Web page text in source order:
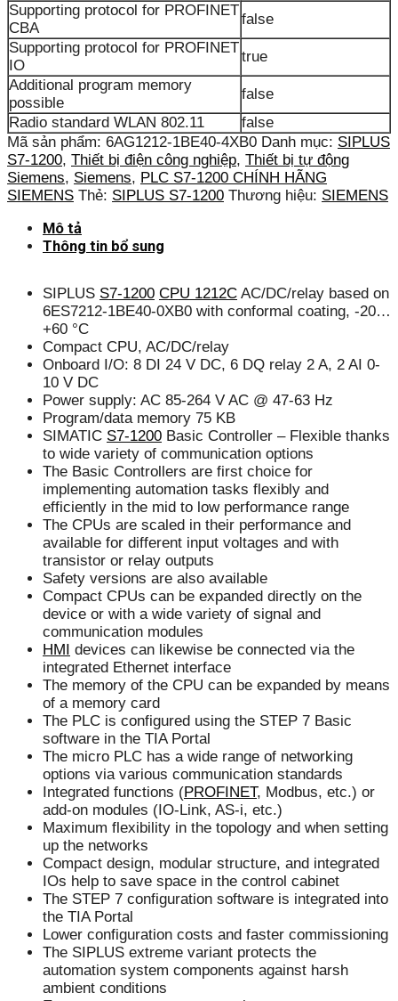
Supporting protocol for PROFINET
CBA
false
Supporting protocol for PROFINET
IO
true
Additional program memory
possible
false
Radio standard WLAN 802.11
false
Mã sản phẩm: 6AG1212-1BE40-4XB0 Danh mục: SIPLUS
S7-1200, Thiết bị điện công nghiệp, Thiết bị tự động
Siemens, Siemens, PLC S7-1200 CHÍNH HÃNG
SIEMENS Thẻ: SIPLUS S7-1200 Thương hiệu: SIEMENS
Mô tả
Thông tin bổ sung
SIPLUS S7-1200 CPU 1212C AC/DC/relay based on
6ES7212-1BE40-0XB0 with conformal coating, -20…
+60 °C
Compact CPU, AC/DC/relay
Onboard I/O: 8 DI 24 V DC, 6 DQ relay 2 A, 2 AI 0-
10 V DC
Power supply: AC 85-264 V AC @ 47-63 Hz
Program/data memory 75 KB
SIMATIC S7-1200 Basic Controller – Flexible thanks
to wide variety of communication options
The Basic Controllers are first choice for
implementing automation tasks flexibly and
efficiently in the mid to low performance range
The CPUs are scaled in their performance and
available for different input voltages and with
transistor or relay outputs
Safety versions are also available
Compact CPUs can be expanded directly on the
device or with a wide variety of signal and
communication modules
HMI devices can likewise be connected via the
integrated Ethernet interface
The memory of the CPU can be expanded by means
of a memory card
The PLC is configured using the STEP 7 Basic
software in the TIA Portal
The micro PLC has a wide range of networking
options via various communication standards
Integrated functions (PROFINET, Modbus, etc.) or
add-on modules (IO-Link, AS-i, etc.)
Maximum flexibility in the topology and when setting
up the networks
Compact design, modular structure, and integrated
IOs help to save space in the control cabinet
The STEP 7 configuration software is integrated into
the TIA Portal
Lower configuration costs and faster commissioning
The SIPLUS extreme variant protects the
automation system components against harsh
ambient conditions